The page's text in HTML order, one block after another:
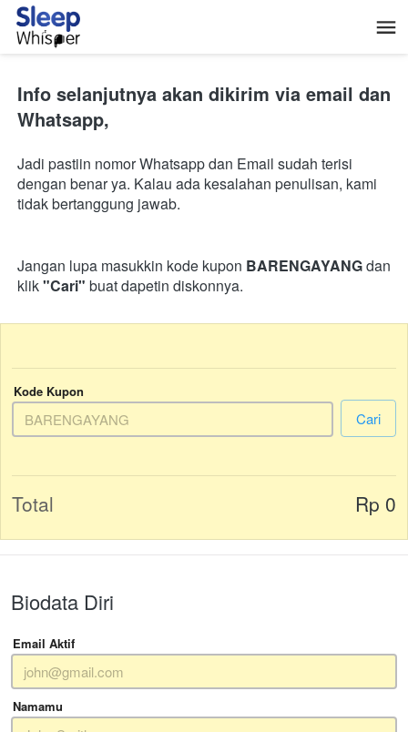
Info selanjutnya akan dikirim via email dan
Whatsapp,
Jadi pastiin nomor Whatsapp dan Email sudah terisi
dengan benar ya. Kalau ada kesalahan penulisan, kami
tidak bertanggung jawab.
Jangan lupa masukkin kode kupon BARENGAYANG dan
klik "Cari" buat dapetin diskonnya.
Biodata Diri
Email Aktif
Namamu
Kode Kupon
`
Cari
Total Rp 0